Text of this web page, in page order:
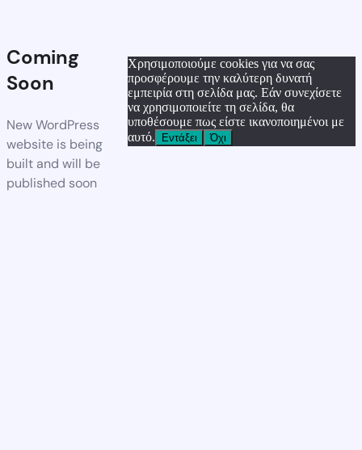
Coming
Soon
New WordPress
website is being
built and will be
published soon
Χρησιμοποιούμε cookies για να σας
προσφέρουμε την καλύτερη δυνατή
εμπειρία στη σελίδα μας. Εάν συνεχίσετε
να χρησιμοποιείτε τη σελίδα, θα
υποθέσουμε πως είστε ικανοποιημένοι με
αυτό.
Εντάξει Όχι